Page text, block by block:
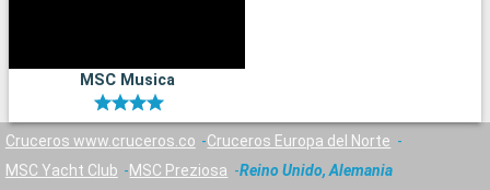
MSC Musica
Cruceros www.cruceros.co
Cruceros Europa del Norte
MSC Yacht Club
MSC Preziosa Reino Unido, Alemania